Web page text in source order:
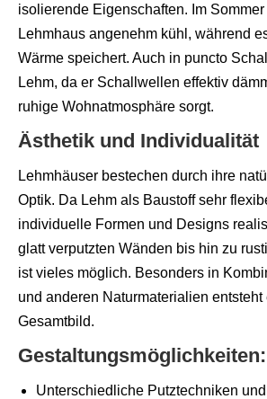
isolierende Eigenschaften. Im
Lehmhaus angenehm kühl, während
Wärme speichert. Auch in puncto
Lehm, da er Schallwellen effektiv
ruhige Wohnatmosphäre sorgt.
Ästhetik und Individualität
Lehmhäuser bestechen durch ihre
Optik. Da Lehm als Baustoff sehr
individuelle Formen und Designs
glatt verputzten Wänden bis hin zu
ist vieles möglich. Besonders in
und anderen Naturmaterialien
Gesamtbild.
Gestaltungsmöglichkeiten:
Unterschiedliche Putztechniken